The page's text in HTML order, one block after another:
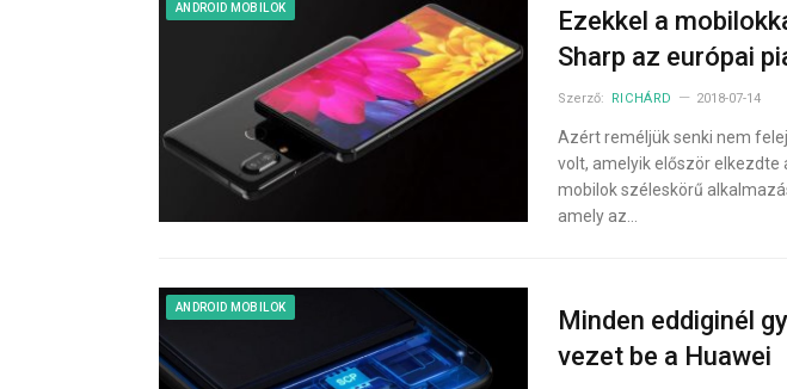
ANDROID MOBILOK
Ezekkel a
Sharp az európai
Szerző: RICHÁRD 2018-07-14
Azért reméljük senki nem
volt, amelyik először elkezdte
mobilok széleskörű
amely az…
ANDROID MOBILOK
Minden eddiginél
vezet be a Huawei